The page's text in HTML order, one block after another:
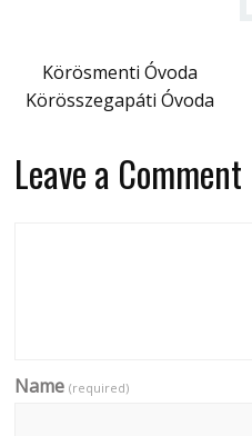
Körösmenti Óvoda
Körösszegapáti Óvoda
Leave a Comment
Name(required)